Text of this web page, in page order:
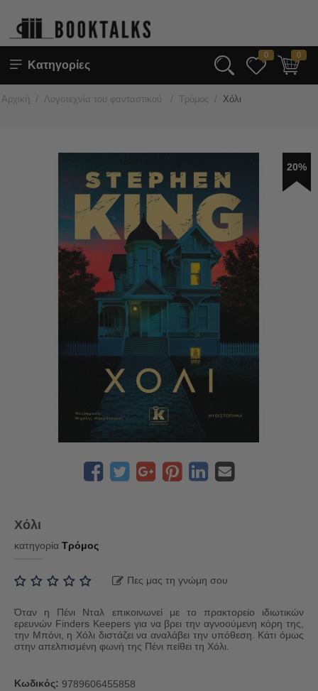
Κατηγορίες
0 0
Αρχική / Λογοτεχνία του φανταστικού / Τρόμος / Χόλι
20%
Χόλι
κατηγορία Τρόμος
Πες μας τη γνώμη σου
Όταν η Πένι Νταλ επικοινωνεί με το πρακτορείο ιδιωτικών
ερευνών Finders Keepers για να βρει την αγνοούμενη κόρη της,
την Μπόνι, η Χόλι διστάζει να αναλάβει την υπόθεση. Κάτι όμως
στην απελπισμένη φωνή της Πένι πείθει τη Χόλι.
Κωδικός: 9789606455858